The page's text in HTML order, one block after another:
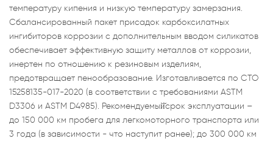
температуру кипения и низкую температуру замерзания.
Сбалансированный пакет присадок карбоксилатных
ингибиторов коррозии с дополнительным вводом силикатов
обеспечивает эффективную защиту металлов от коррозии,
инертен по отношению к резиновым изделиям,
предотвращает пенообразование. Изготавливается по СТО
15258135-017-2020 (в соответствии с требованиями ASTM
D3306 и ASTM D4985). Рекомендуемый̆срок эксплуатации –
до 150 000 км пробега для легкомоторного транспорта или
3 года (в зависимости - что наступит ранее); до 300 000 км